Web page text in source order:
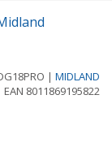
| MIDLAND
EAN 8011869195822